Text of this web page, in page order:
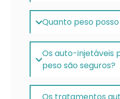
Quanto peso
Os auto-injetáveis
peso são seguros?